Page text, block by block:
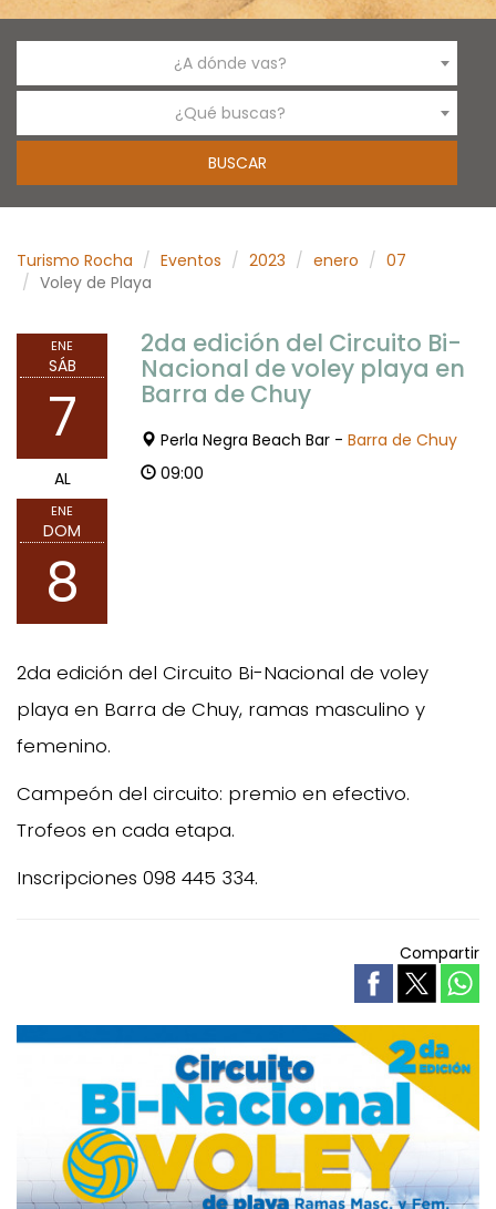
¿A dónde vas?
¿Qué buscas?
Turismo Rocha Eventos 2023 enero
07
Voley de Playa
ENE
SÁB
7
AL
ENE
DOM
8
2da edición del Circuito Bi-
Nacional de voley playa en
Barra de Chuy
Perla Negra Beach Bar - Barra de Chuy
09:00
2da edición del Circuito Bi-Nacional de voley
playa en Barra de Chuy, ramas masculino y
femenino.
Campeón del circuito: premio en efectivo.
Trofeos en cada etapa.
Inscripciones 098 445 334.
Compartir